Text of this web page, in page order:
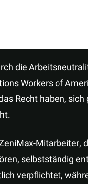
die
Workers of
Recht haben,
Mitarbeiter,
selbstständig
verpflichtet,